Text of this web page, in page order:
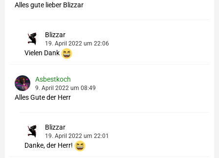
Alles gute lieber Blizzar
Blizzar
19. April 2022 um 22:06
Vielen Dank
Asbestkoch
9. April 2022 um 08:49
Alles Gute der Herr
Blizzar
19. April 2022 um 22:01
Danke, der Herr!